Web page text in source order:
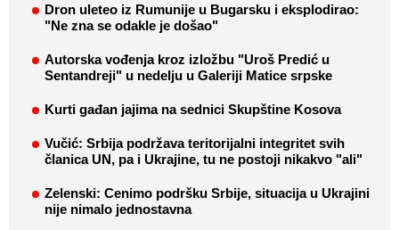
Dron uleteo iz Rumunije u Bugarsku i eksplodirao:
"Ne zna se odakle je došao"
Autorska vođenja kroz izložbu "Uroš Predić u
Sentandreji" u nedelju u Galeriji Matice srpske
Kurti gađan jajima na sednici Skupštine Kosova
Vučić: Srbija podržava teritorijalni integritet svih
članica UN, pa i Ukrajine, tu ne postoji nikakvo "ali"
Zelenski: Cenimo podršku Srbije, situacija u Ukrajini
nije nimalo jednostavna